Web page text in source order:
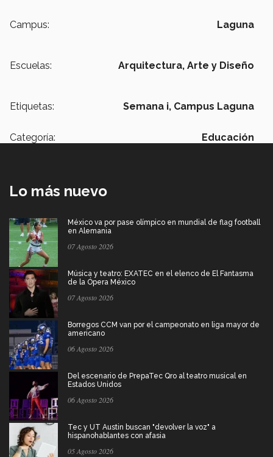
Campus: Laguna
Escuelas: Arquitectura, Arte y Diseño
Etiquetas: Semana i, Campus Laguna
Categoría: Educación
Lo más nuevo
México va por pase olímpico en mundial de flag football
en Alemania
07 Agosto 2026
Música y teatro: EXATEC en el elenco de El Fantasma
de la Ópera México
07 Agosto 2026
Borregos CCM van por el campeonato en liga mayor de
americano
06 Agosto 2026
Del escenario de PrepaTec Qro al teatro musical en
Estados Unidos
06 Agosto 2026
Tec y UT Austin buscan "devolver la voz" a
hispanohablantes con afasia
05 Agosto 2026